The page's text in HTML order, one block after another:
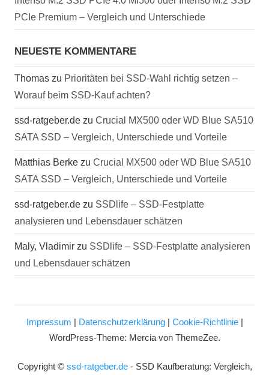
PCIe Premium – Vergleich und Unterschiede
NEUESTE KOMMENTARE
Thomas zu Prioritäten bei SSD-Wahl richtig setzen –
Worauf beim SSD-Kauf achten?
ssd-ratgeber.de zu Crucial MX500 oder WD Blue SA510
SATA SSD – Vergleich, Unterschiede und Vorteile
Matthias Berke zu Crucial MX500 oder WD Blue SA510
SATA SSD – Vergleich, Unterschiede und Vorteile
ssd-ratgeber.de zu SSDlife – SSD-Festplatte
analysieren und Lebensdauer schätzen
Maly, Vladimir zu SSDlife – SSD-Festplatte analysieren
und Lebensdauer schätzen
Impressum | Datenschutzerklärung| Cookie-Richtlinie|
WordPress-Theme: Mercia von ThemeZee.
Copyright © ssd-ratgeber.de- SSD Kaufberatung: Vergleich,